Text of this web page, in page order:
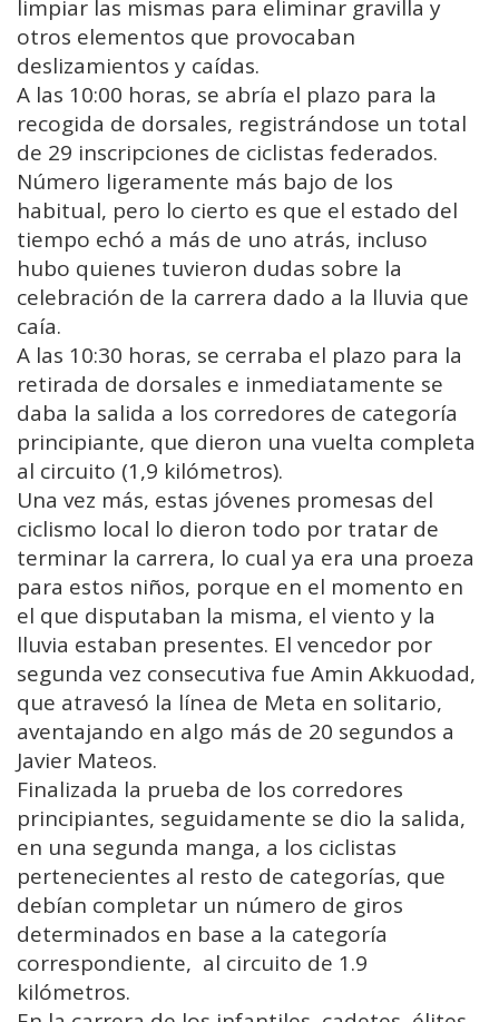
limpiar las mismas para eliminar gravilla y
otros elementos que provocaban
deslizamientos y caídas.
A las 10:00 horas, se abría el plazo para la
recogida de dorsales, registrándose un total
de 29 inscripciones de ciclistas federados.
Número ligeramente más bajo de los
habitual, pero lo cierto es que el estado del
tiempo echó a más de uno atrás, incluso
hubo quienes tuvieron dudas sobre la
celebración de la carrera dado a la lluvia que
caía.
A las 10:30 horas, se cerraba el plazo para la
retirada de dorsales e inmediatamente se
daba la salida a los corredores de categoría
principiante, que dieron una vuelta completa
al circuito (1,9 kilómetros).
Una vez más, estas jóvenes promesas del
ciclismo local lo dieron todo por tratar de
terminar la carrera, lo cual ya era una proeza
para estos niños, porque en el momento en
el que disputaban la misma, el viento y la
lluvia estaban presentes. El vencedor por
segunda vez consecutiva fue Amin Akkuodad,
que atravesó la línea de Meta en solitario,
aventajando en algo más de 20 segundos a
Javier Mateos.
Finalizada la prueba de los corredores
principiantes, seguidamente se dio la salida,
en una segunda manga, a los ciclistas
pertenecientes al resto de categorías, que
debían completar un número de giros
determinados en base a la categoría
correspondiente, al circuito de 1.9
kilómetros.